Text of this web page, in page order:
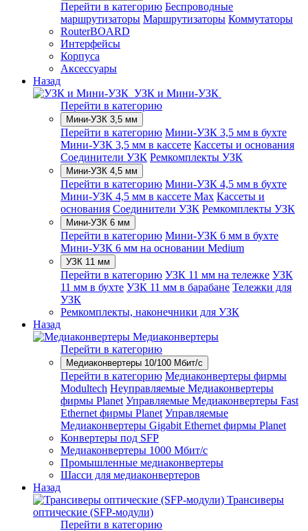
Перейти в категорию Беспроводные
маршрутизаторы Маршрутизаторы Коммутаторы
RouterBOARD
Интерфейсы
Корпуса
Аксессуары
Назад
УЗК и Мини-УЗК
Перейти в категорию
Мини-УЗК 3,5 мм
Перейти в категорию Мини-УЗК 3,5 мм в бухте
Мини-УЗК 3,5 мм в кассете Кассеты и основания
Соединители УЗК Ремкомплекты УЗК
Мини-УЗК 4,5 мм
Перейти в категорию Мини-УЗК 4,5 мм в бухте
Мини-УЗК 4,5 мм в кассете Max Кассеты и
основания Соединители УЗК Ремкомплекты УЗК
Мини-УЗК 6 мм
Перейти в категорию Мини-УЗК 6 мм в бухте
Мини-УЗК 6 мм на основании Medium
УЗК 11 мм
Перейти в категорию УЗК 11 мм на тележке УЗК
11 мм в бухте УЗК 11 мм в барабане Тележки для
УЗК
Ремкомплекты, наконечники для УЗК
Назад
Медиаконвертеры
Перейти в категорию
Медиаконвертеры 10/100 Мбит/с
Перейти в категорию Медиаконвертеры фирмы
Modultech Неуправляемые Медиаконвертеры
фирмы Planet Управляемые Медиаконвертеры Fast
Ethernet фирмы Planet Управляемые
Медиаконвертеры Gigabit Ethernet фирмы Planet
Конвертеры под SFP
Медиаконвертеры 1000 Мбит/с
Промышленные медиаконвертеры
Шасси для медиаконвертеров
Назад
Трансиверы
оптические (SFP-модули)
Перейти в категорию